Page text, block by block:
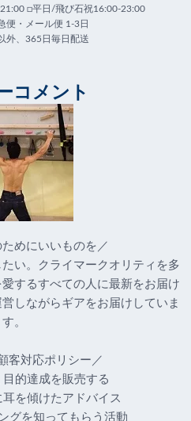
□平日/飛び石祝16:00-23:00
便・メール便 1-3日
外、365日毎日配送
コメント
めにいいものを／
い。クライマークオリティを多
するすべての人に最新をお届け
しながらギアをお届けしていま
す。
客対応ポリシー／
的達成を販売する
を傾けたアドバイス
グを知ってもらう活動